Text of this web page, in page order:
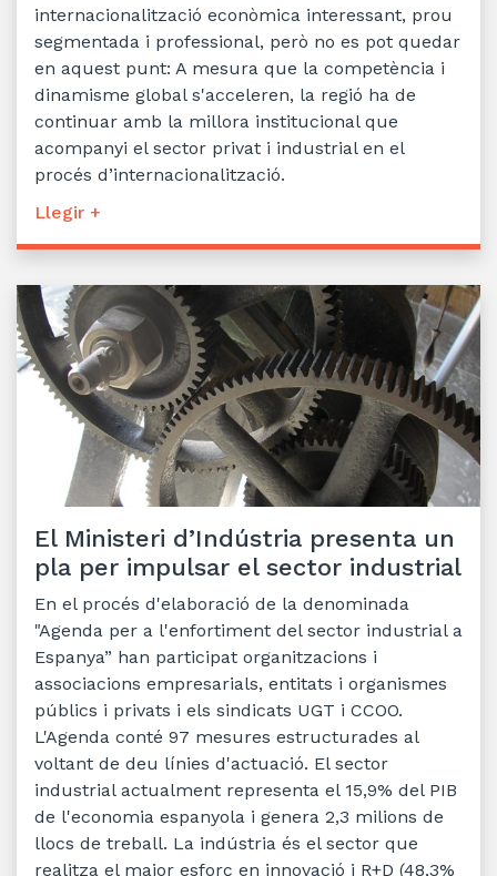
internacionalització econòmica interessant, prou
segmentada i professional, però no es pot quedar
en aquest punt: A mesura que la competència i
dinamisme global s'acceleren, la regió ha de
continuar amb la millora institucional que
acompanyi el sector privat i industrial en el
procés d’internacionalització.
Llegir +
El Ministeri d’Indústria presenta un
pla per impulsar el sector industrial
En el procés d'elaboració de la denominada
"Agenda per a l'enfortiment del sector industrial a
Espanya” han participat organitzacions i
associacions empresarials, entitats i organismes
públics i privats i els sindicats UGT i CCOO.
L'Agenda conté 97 mesures estructurades al
voltant de deu línies d'actuació. El sector
industrial actualment representa el 15,9% del PIB
de l'economia espanyola i genera 2,3 milions de
llocs de treball. La indústria és el sector que
realitza el major esforç en innovació i R+D (48,3%